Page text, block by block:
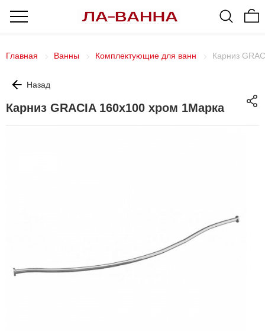
Главная Ванны Комплектующие для ванн Карниз
Назад
Карниз GRACIA 160х100 хром 1Марка